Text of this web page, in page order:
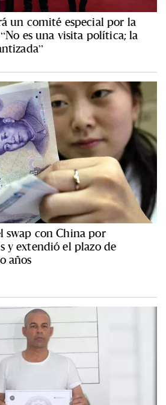
un comité especial por la
es una visita política; la
swap con China por
y extendió el plazo de
años